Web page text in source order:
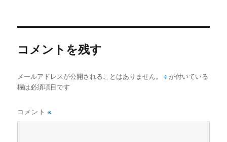
コメントを残す
メールアドレスが公開されることはありません。 ※ が付いている
欄は必須項目です
コメント※